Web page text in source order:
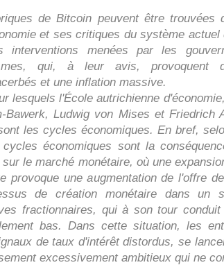
de Bitcoin peuvent être trouvées
et ses critiques du système actuel
interventions menées par les
qui, à leur avis, provoquent
et une inflation massive.
lesquels l'École autrichienne
Bawerk, Ludwig von Mises et Friedrich
les cycles économiques. En bref,
économiques sont la
le marché monétaire, où une
provoque une augmentation de l'offre
de création monétaire dans un
fractionnaires, qui à son tour
bas. Dans cette situation, les
de taux d'intérêt distordus, se
excessivement ambitieux qui ne